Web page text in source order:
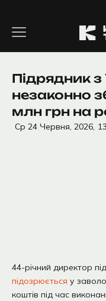
вмісту
Підрядник
незаконно
млн грн на
Ср 24 Червня, 2026,
44-річний директор
підозрюється у
коштів під час